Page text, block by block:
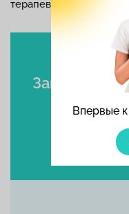
Впервые
терапевта, ортопеда,
Записаться